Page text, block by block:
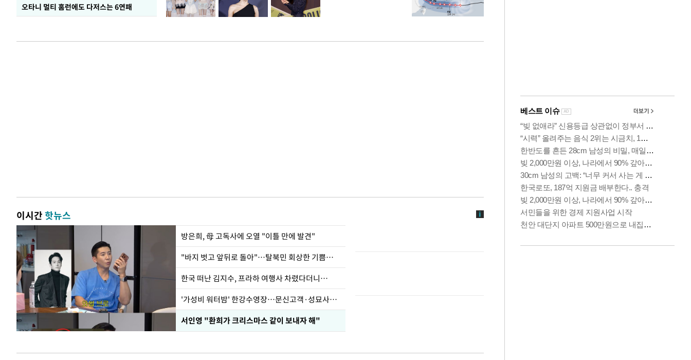
오타니 멀티 홈런에도 다저스는 6연패
이시간핫뉴스
방은희, 母 고독사에 오열 "이틀 만에 발견"
"바지 벗고 앞뒤로 돌아"…탈북민 회상한 기쁨조 검사
한국 떠난 김지수, 프라하 여행사 차렸다더니…
'가성비 워터밤' 한강수영장…문신고객·성묘사음원 민원
서인영 "환희가 크리스마스 같이 보내자 해"